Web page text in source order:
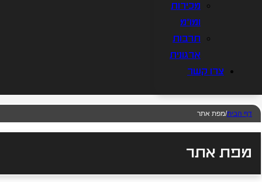
מכירות
ומו"מ
תרבות
ארגונית
צרו קשר
דף הבית/מפת אתר
מפת אתר